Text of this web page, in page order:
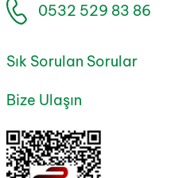
0532 529 83 86
Sık Sorulan Sorular
Bize Ulaşın